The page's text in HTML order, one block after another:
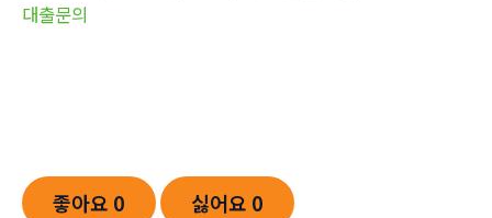
대출문의
좋아요 0 싫어요 0